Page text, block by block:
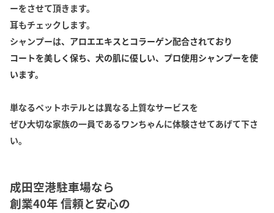
ーをさせて頂きます。
耳もチェックします。
シャンプーは、アロエエキスとコラーゲン配合されており
コートを美しく保ち、犬の肌に優しい、プロ使用シャンプーを使
います。
単なるペットホテルとは異なる上質なサービスを
ぜひ大切な家族の一員であるワンちゃんに体験させてあげて下さ
い。
成田空港駐車場なら
創業40年 信頼と安心の